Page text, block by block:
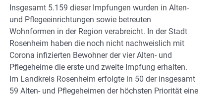
Insgesamt 5.159 dieser Impfungen wurden in Alten-
und Pflegeeinrichtungen sowie betreuten
Wohnformen in der Region verabreicht. In der Stadt
Rosenheim haben die noch nicht nachweislich mit
Corona infizierten Bewohner der vier Alten- und
Pflegeheime die erste und zweite Impfung erhalten.
Im Landkreis Rosenheim erfolgte in 50 der insgesamt
59 Alten- und Pflegeheimen der höchsten Priorität eine